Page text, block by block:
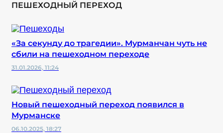
ПЕШЕХОДНЫЙ ПЕРЕХОД
«За секунду до трагедии». Мурманчан чуть не
сбили на пешеходном переходе
31.01.2026, 11:24
Новый пешеходный переход появился в
Мурманске
06.10.2025, 18:27